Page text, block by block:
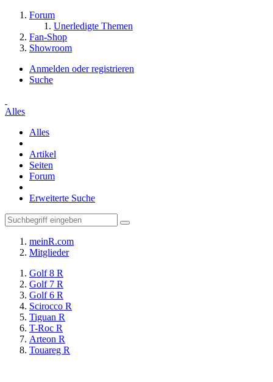
Forum
Unerledigte Themen
Fan-Shop
Showroom
Anmelden oder registrieren
Suche
Alles
Alles
Artikel
Seiten
Forum
Erweiterte Suche
meinR.com
Mitglieder
Golf 8 R
Golf 7 R
Golf 6 R
Scirocco R
Tiguan R
T-Roc R
Arteon R
Touareg R